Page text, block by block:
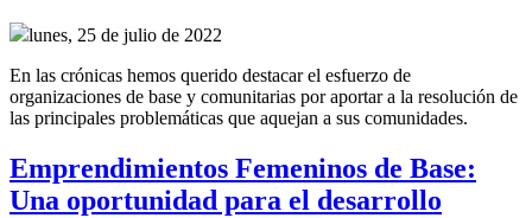
lunes, 25 de julio de 2022
En las crónicas hemos querido destacar el esfuerzo de
organizaciones de base y comunitarias por aportar a la resolución de
las principales problemáticas que aquejan a sus comunidades.
Emprendimientos Femeninos de Base:
Una oportunidad para el desarrollo